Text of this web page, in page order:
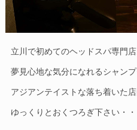
立川で初めてのヘッドスパ専門店
夢見心地な気分になれるシャン
アジアンテイストな落ち着いた
ゆっくりとおくつろぎ下さい・